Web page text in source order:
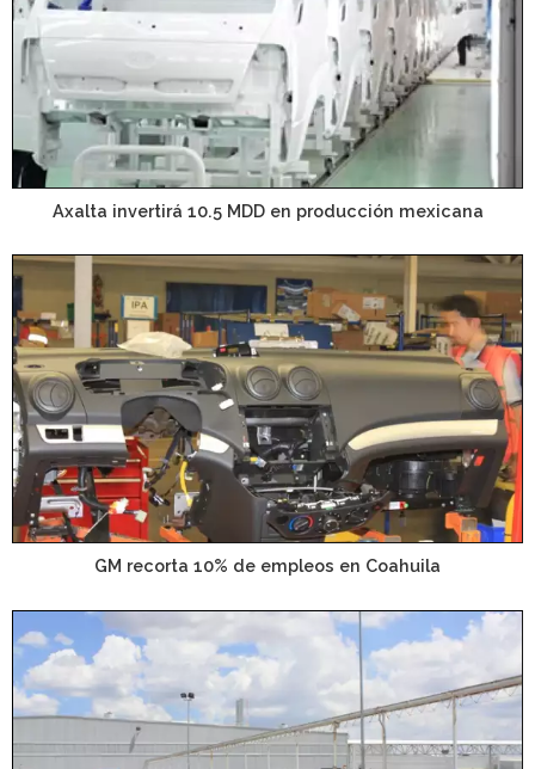
Axalta invertirá 10.5 MDD en producción mexicana
GM recorta 10% de empleos en Coahuila